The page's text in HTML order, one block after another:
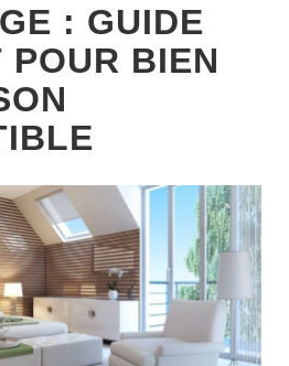
: GUIDE
POUR BIEN